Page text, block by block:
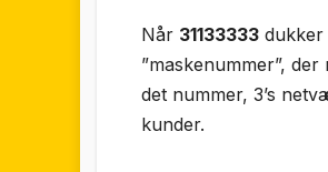
Når 31133333
”maskenummer”,
det nummer, 3’s
kunder.